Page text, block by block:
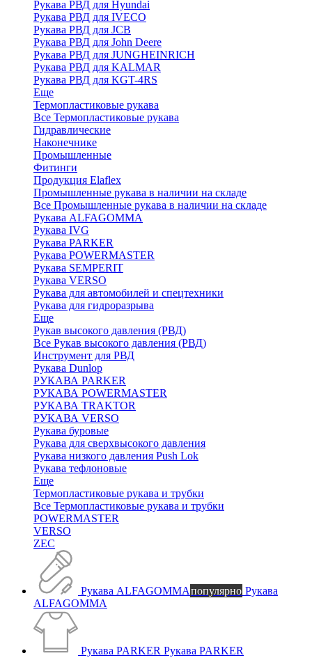
Рукава РВД для Hyundai
Рукава РВД для IVECO
Рукава РВД для JCB
Рукава РВД для John Deere
Рукава РВД для JUNGHEINRICH
Рукава РВД для KALMAR
Рукава РВД для KGT-4RS
Еще
Термопластиковые рукава
Все Термопластиковые рукава
Гидравлические
Наконечнике
Промышленные
Фитинги
Продукция Elaflex
Промышленные рукава в наличии на складе
Все Промышленные рукава в наличии на складе
Рукава ALFAGOMMA
Рукава IVG
Рукава PARKER
Рукава POWERMASTER
Рукава SEMPERIT
Рукава VERSO
Рукава для автомобилей и спецтехники
Рукава для гидроразрыва
Еще
Рукав высокого давления (РВД)
Все Рукав высокого давления (РВД)
Инструмент для РВД
Рукава Dunlop
РУКАВА PARKER
РУКАВА POWERMASTER
РУКАВА TRAKTOR
РУКАВА VERSO
Рукава буровые
Рукава для сверхвысокого давления
Рукава низкого давления Push Lok
Рукава тефлоновые
Еще
Термопластиковые рукава и трубки
Все Термопластиковые рукава и трубки
POWERMASTER
VERSO
ZEC
Рукава ALFAGOMMAпопулярно Рукава
ALFAGOMMA
Рукава PARKER Рукава PARKER